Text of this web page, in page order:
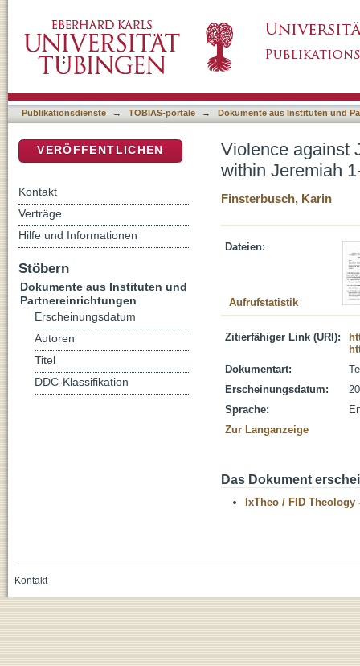
Publikationsdienste → TOBIAS-portale → Dokumente aus Instituten und
Violence against
within Jeremiah
Finsterbusch, Karin
Dateien:
Aufrufstatistik
Zitierfähiger Link (URI):
Dokumentart:
Erscheinungsdatum:
Sprache:
Zur Langanzeige
Das Dokument
IxTheo / FID Theology
VERÖFFENTLICHEN
Kontakt
Verträge
Hilfe und Informationen
Stöbern
Dokumente aus Instituten und
Partnereinrichtungen
Erscheinungsdatum
Autoren
Titel
DDC-Klassifikation
Kontakt